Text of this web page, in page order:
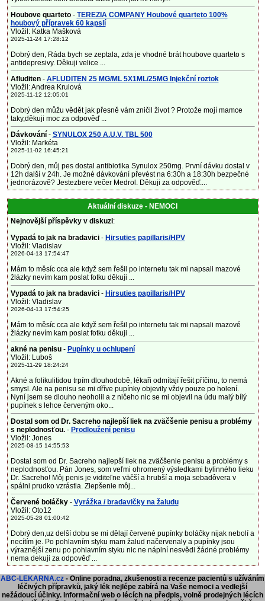
Houbove quarteto- TEREZIA COMPANY Houbové quarteto 100%
houbový přípravek 60 kapslí
Vložil: Katka Mašková
2025-11-24 17:28:12
Dobrý den, Ráda bych se zeptala, zda je vhodné brát houbove quarteto s
antidepresivy. Děkuji velice ...
Afluditen- AFLUDITEN 25 MG/ML 5X1ML/25MG Injekční roztok
Vložil: Andrea Krulová
2025-11-12 12:05:01
Dobrý den můžu vědět jak přesně vám zničil život ? Protože mojí mamce
taky,děkuji moc za odpověď ...
Dávkování - SYNULOX 250 A.U.V. TBL 500
Vložil: Markéta
2025-11-02 16:45:21
Dobrý den, můj pes dostal antibiotika Synulox 250mg. První dávku dostal v
12h další v 24h. Je možné dávkování převést na 6:30h a 18:30h bezpečné
jednorázově? Jestezbere večer Medrol. Děkuji za odpověď....
Aktuální diskuze - NEMOCI
Nejnovější příspěvky v diskuzi:
Vypadá to jak na bradavici - Hirsuties papillaris/HPV
Vložil: Vladislav
2026-04-13 17:54:47
Mám to měsíc cca ale když sem řešil po internetu tak mi napsali mazové
žlázky nevím kam poslat fotku děkuji ...
Vypadá to jak na bradavici - Hirsuties papillaris/HPV
Vložil: Vladislav
2026-04-13 17:54:25
Mám to měsíc cca ale když sem řešil po internetu tak mi napsali mazové
žlázky nevím kam poslat fotku děkuji ...
akné na penisu- Pupínky u ochlupení
Vložil: Luboš
2025-11-29 18:24:24
Akné a folikulitidou trpím dlouhodobě, lékaři odmítají řešit příčinu, to nemá
smysl. Ale na penisu se mi dříve pupínky objevily vždy pouze po holení.
Nyní jsem se dlouho neoholil a z ničeho nic se mi objevil na údu malý bílý
pupínek s lehce červeným oko...
Dostal som od Dr. Sacreho najlepší liek na zväčšenie penisu a problémy
s neplodnosťou.- Prodloužení penisu
Vložil: Jones
2025-08-15 14:55:53
Dostal som od Dr. Sacreho najlepší liek na zväčšenie penisu a problémy s
neplodnosťou. Pán Jones, som veľmi ohromený výsledkami bylinného lieku
Dr. Sacreho! Môj penis je viditeľne väčší a hrubší a moja sebadôvera v
spálni prudko vzrástla. Zlepšenie môj...
Červené boláčky - Vyrážka / bradavičky na žaludu
Vložil: Oto12
2025-05-28 01:00:42
Dobrý den,uz delší dobu se mi dělají červené pupínky boláčky nijak nebolí a
necítím je. Po pohlavním styku mam žalud načervenaly a pupínky jsou
výraznější zenu po pohlavním styku nic ne náplní nesvědi žádné problémy
nema dekuji za odpověď ...
ABC-LEKARNA.cz - Online poradna, zkušenosti a recenze pacientů s užíváním
léčivých přípravků, jaký lék nejlépe zabírá na Vaše nemoci a vedlejší
nežádoucí účinky. Informační web o lécích na předpis, volně prodejných lécích